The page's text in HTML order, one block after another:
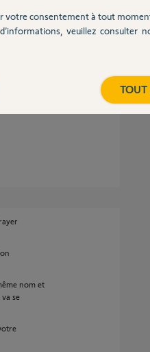
se
nom et
se
votre consentement à tout
veuillez consulter
TOUT